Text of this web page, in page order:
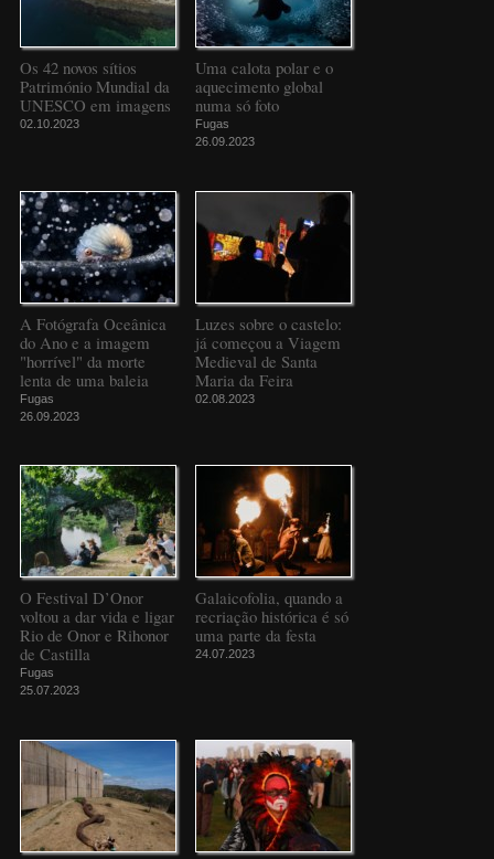
Os 42 novos sítios
Património Mundial da
UNESCO em imagens
02.10.2023
Uma calota polar e o
aquecimento global
numa só foto
Fugas
26.09.2023
A Fotógrafa Oceânica
do Ano e a imagem
"horrível" da morte
lenta de uma baleia
Fugas
26.09.2023
Luzes sobre o castelo:
já começou a Viagem
Medieval de Santa
Maria da Feira
02.08.2023
O Festival D’Onor
voltou a dar vida e ligar
Rio de Onor e Rihonor
de Castilla
Fugas
25.07.2023
Galaicofolia, quando a
recriação histórica é só
uma parte da festa
24.07.2023